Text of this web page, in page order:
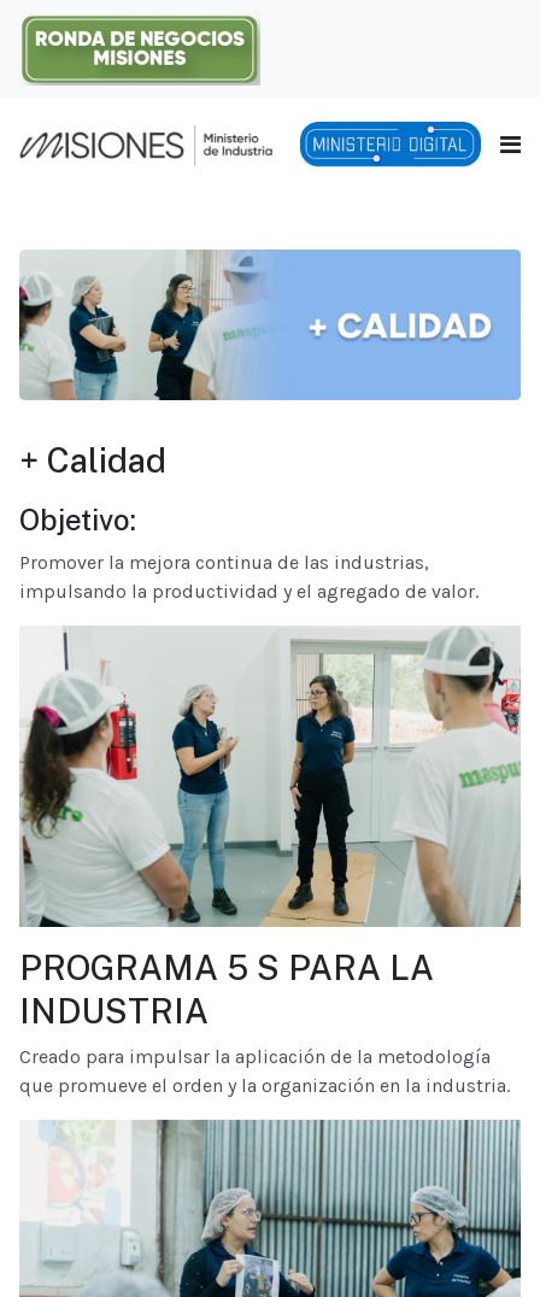
+ Calidad
Objetivo:
Promover la mejora continua de las industrias,
impulsando la productividad y el agregado de valor.
PROGRAMA 5 S PARA LA
INDUSTRIA
Creado para impulsar la aplicación de la metodología
que promueve el orden y la organización en la industria.